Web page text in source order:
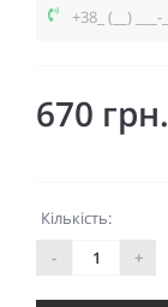
670 грн.
Кількість:
-
+